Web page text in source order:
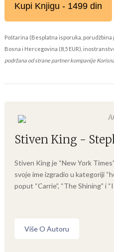
Kupi Knjigu - 1499 din
Poštarina (Besplatna isporuka, porudžbina
Bosna i Hercegovina (8,5 EUR),
podržana od strane partner kompanije
Stiven King -
Stiven King je “New York
svoje ime izgradio u kategoriji
poput “Carrie”, “The Shining” i
Više O Autoru